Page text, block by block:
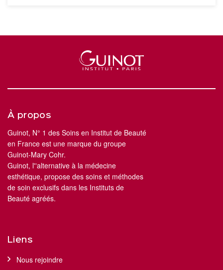
À propos
Guinot, N° 1 des Soins en Institut de Beauté
en France est une marque du groupe
Guinot-Mary Cohr.
Guinot, l''alternative à la médecine
esthétique, propose des soins et méthodes
de soin exclusifs dans les Instituts de
Beauté agréés.
Liens
Nous rejoindre